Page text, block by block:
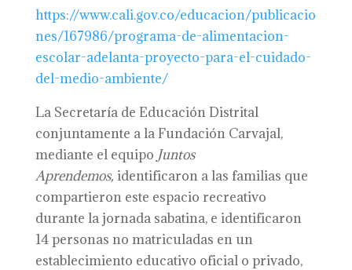
https://www.cali.gov.co/educacion/publicacio
nes/167986/programa-de-alimentacion-
escolar-adelanta-proyecto-para-el-cuidado-
del-medio-ambiente/
La Secretaría de Educación Distrital
conjuntamente a la Fundación Carvajal,
mediante el equipo Juntos
Aprendemos, identificaron a las familias que
compartieron este espacio recreativo
durante la jornada sabatina, e identificaron
14 personas no matriculadas en un
establecimiento educativo oficial o privado,